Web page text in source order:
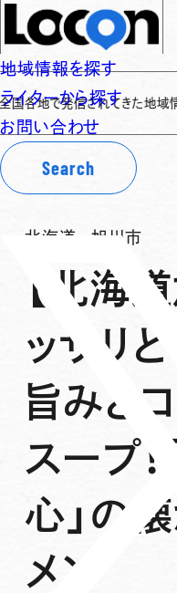
地域情報を探す
ライターから探す
お問い合わせ
Search
信されてきた地域情報を保存
北海道 -旭川市
【北海
ッサリ
旨みと
スープ
心」の
メン